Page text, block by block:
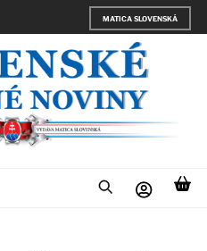
MATICA SLOVENSKÁ